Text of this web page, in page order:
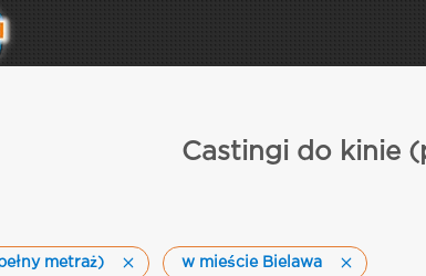
Castingi do kinie
metraż) w mieście Bielawa